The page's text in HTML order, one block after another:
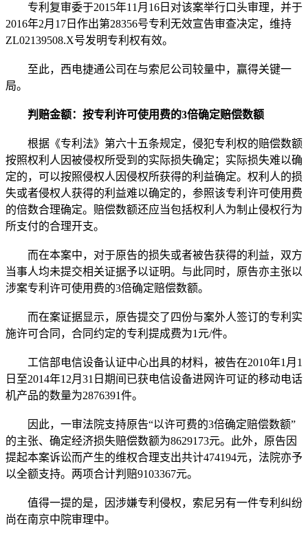
专利复审委于2015年11月16日对该案举行口头审理，并于
2016年2月17日作出第28356号专利无效宣告审查决定，维持
ZL02139508.X号发明专利权有效。
至此，西电捷通公司在与索尼公司较量中，赢得关键一
局。
判赔金额：按专利许可使用费的3倍确定赔偿数额
根据《专利法》第六十五条规定，侵犯专利权的赔偿数额
按照权利人因被侵权所受到的实际损失确定；实际损失难以确
定的，可以按照侵权人因侵权所获得的利益确定。权利人的损
失或者侵权人获得的利益难以确定的，参照该专利许可使用费
的倍数合理确定。赔偿数额还应当包括权利人为制止侵权行为
所支付的合理开支。
而在本案中，对于原告的损失或者被告获得的利益，双方
当事人均未提交相关证据予以证明。与此同时，原告亦主张以
涉案专利许可使用费的3倍确定赔偿数额。
而在案证据显示，原告提交了四份与案外人签订的专利实
施许可合同，合同约定的专利提成费为1元/件。
工信部电信设备认证中心出具的材料，被告在2010年1月1
日至2014年12月31日期间已获电信设备进网许可证的移动电话
机产品的数量为2876391件。
因此，一审法院支持原告“以许可费的3倍确定赔偿数额”
的主张、确定经济损失赔偿数额为8629173元。此外，原告因
提起本案诉讼而产生的维权合理支出共计474194元，法院亦予
以全额支持。两项合计判赔9103367元。
值得一提的是，因涉嫌专利侵权，索尼另有一件专利纠纷
尚在南京中院审理中。